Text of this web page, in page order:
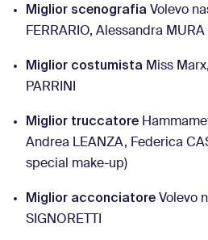
Miglior scenografia Volevo
FERRARIO, Alessandra MURA
Miglior costumista Miss
PARRINI
Miglior truccatore
Andrea LEANZA, Federica
special make-up)
Miglior acconciatore Volevo
SIGNORETTI